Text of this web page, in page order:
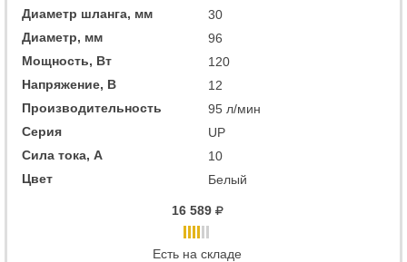
Диаметр шланга, мм
30
Диаметр, мм
96
Мощность, Вт
120
Напряжение, В
12
Производительность
95 л/мин
Серия
UP
Сила тока, А
10
Цвет
Белый
16 589
Есть на складе